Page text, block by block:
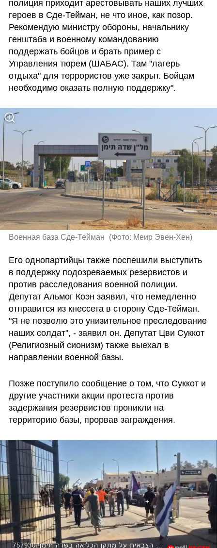
полиция приходит арестовывать наших лучших
героев в Сде-Тейман, не что иное, как позор.
Рекомендую министру обороны, начальнику
генштаба и военному командованию
поддержать бойцов и брать пример с
Управления тюрем (ШАБАС). Там "лагерь
отдыха" для террористов уже закрыт. Бойцам
необходимо оказать полную поддержку".
Военная база Сде-Тейман (Фото: Меир Эвен-Хен)
Его однопартийцы также поспешили выступить
в поддержку подозреваемых резервистов и
против расследования военной полиции.
Депутат Альмог Коэн заявил, что немедленно
отправится из кнессета в сторону Сде-Тейман.
"Я не позволю это унизительное преследование
наших солдат", - заявил он. Депутат Цви Суккот
(Религиозный сионизм) также выехал в
направлении военной базы.
Позже поступило сообщение о том, что Суккот и
другие участники акции протеста против
задержания резервистов проникли на
территорию базы, прорвав заграждения.